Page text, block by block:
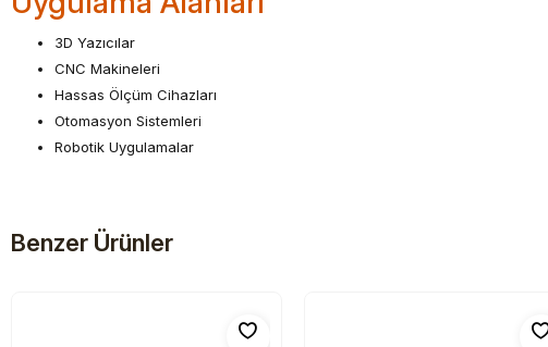
3D Yazıcılar
CNC Makineleri
Hassas Ölçüm Cihazları
Otomasyon Sistemleri
Robotik Uygulamalar
Benzer Ürünler